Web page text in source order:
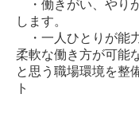
・働きがい、やり
します。
・一人ひとりが能
柔軟な働き方が可能
と思う職場環境を整
ト 向上に